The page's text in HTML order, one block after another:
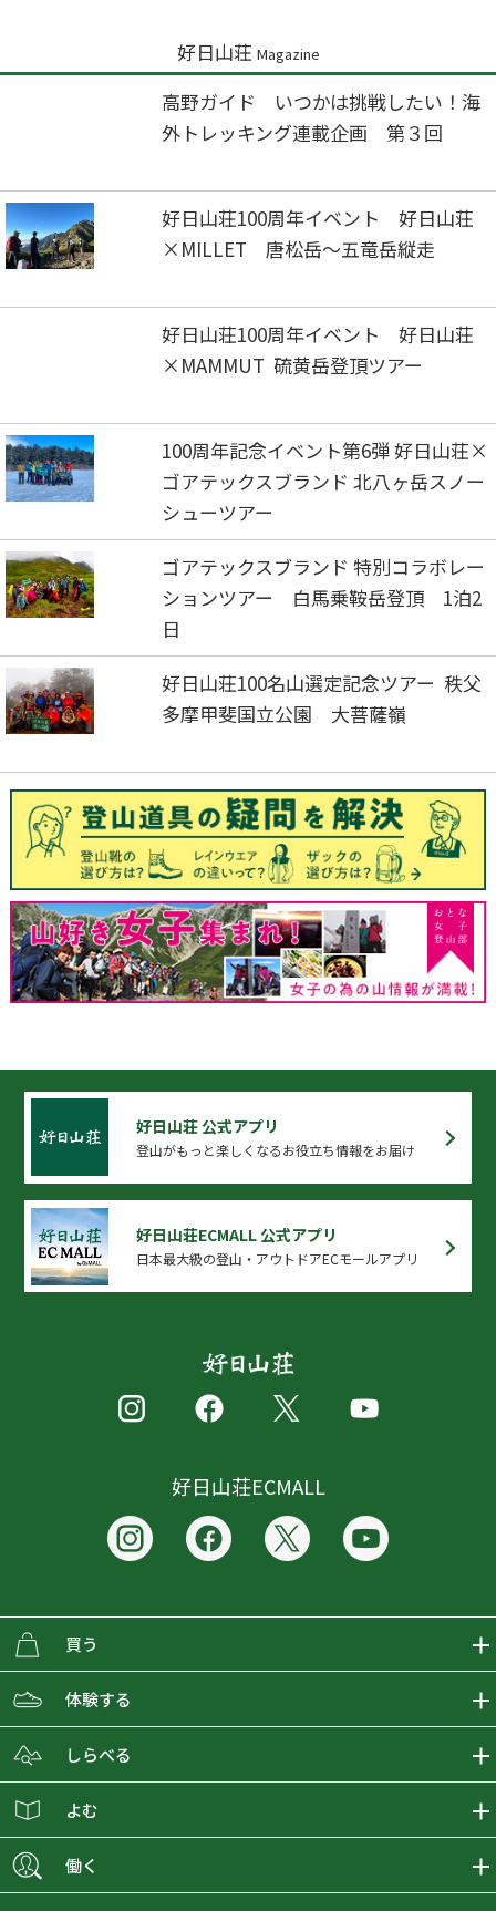
好日山荘 Magazine
高野ガイド いつかは挑戦したい！海
外トレッキング連載企画 第３回
好日山荘100周年イベント 好日山荘
×MILLET 唐松岳～五竜岳縦走
好日山荘100周年イベント 好日山荘
×MAMMUT 硫黄岳登頂ツアー
100周年記念イベント第6弾 好日山荘×
ゴアテックスブランド 北八ヶ岳スノー
シューツアー
ゴアテックスブランド 特別コラボレー
ションツアー 白馬乗鞍岳登頂 1泊2
日
好日山荘100名山選定記念ツアー 秩父
多摩甲斐国立公園 大菩薩嶺
好日山荘 公式アプリ
登山がもっと楽しくなるお役立ち情報をお届け
好日山荘ECMALL 公式アプリ
日本最大級の登山・アウトドアECモールアプリ
好日山荘ECMALL
買う
ECMALLの商品をさがす
取り扱いブランド一覧
ショップブログ
会員募集
体験する
おとな女子登山部
グラビティリサーチ
しらべる
登山レポート
よむ
働く